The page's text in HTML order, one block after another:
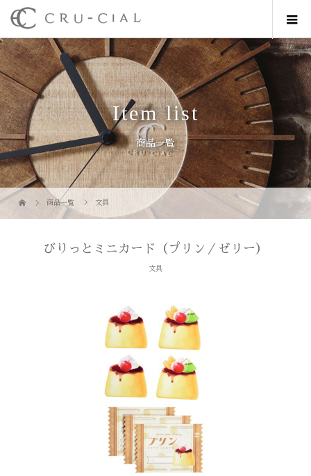
Item list
商品一覧
商品一覧 文具
びりっとミニカード（プリン／ゼリー）
文具